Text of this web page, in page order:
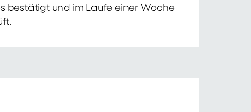
bestätigt und im Laufe einer Woche